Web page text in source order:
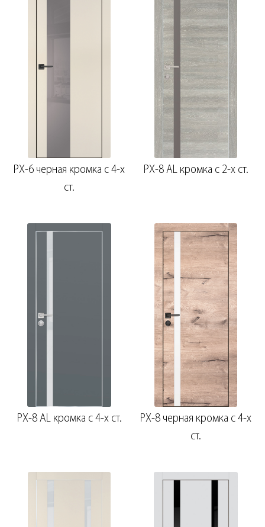
PX-6 черная кромка с 4-х
ст.
PX-8 AL кромка с 2-х ст.
PX-8 AL кромка с 4-х ст.
PX-8 черная кромка с 4-х
ст.